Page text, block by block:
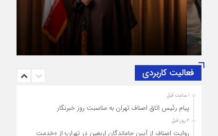
پیام تبریک و بیعت رئیس اتاق اصناف تهران از
طرف اصناف و بازاریان با مقام معظّم رهبری،
حضرت آیت‌الله سید مجتبی خامنه‌ای (حفظه‌الله)
فعالیت کاربردی
1 ساعت قبل
پیام رئیس اتاق اصناف تهران به مناسبت روز خبرنگار
2 روز قبل
روایت اصناف از آیین جاماندگان اربعین در تهران؛ از «خدمت